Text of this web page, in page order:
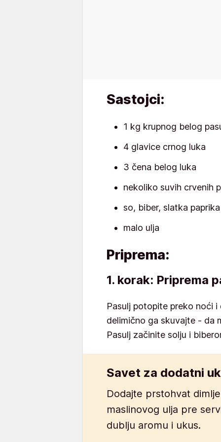
Sastojci:
1 kg krupnog belog
4 glavice crnog luka
3 čena belog luka
nekoliko suvih crvenih
so, biber, slatka
malo ulja
Priprema:
1. korak: Priprema
Pasulj potopite preko noći
delimično ga skuvajte - da
Pasulj začinite solju i
Savet za dodatni
Dodajte prstohvat
maslinovog ulja pre
dublju aromu i ukus.